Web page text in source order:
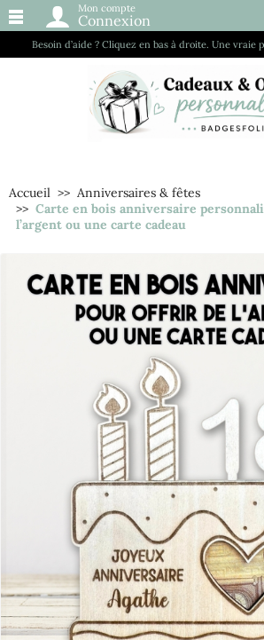
Besoin d’aide ? Cliquez en bas à droite. Une vraie
Mon compte
Connexion
Accueil
Anniversaires & fêtes
Carte en bois anniversaire
l’argent ou une carte cadeau